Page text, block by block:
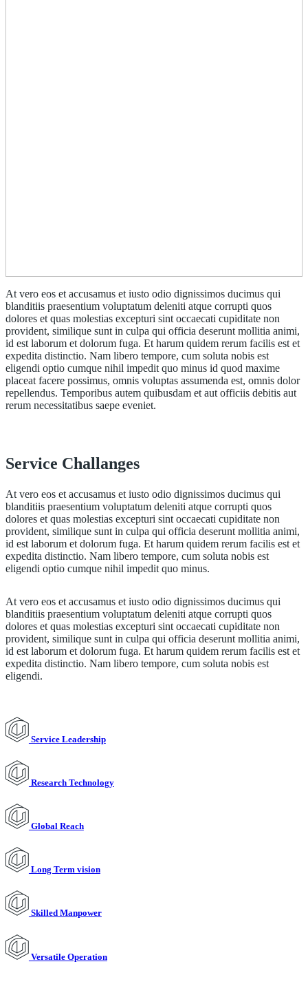
At vero eos et accusamus et iusto odio dignissimos ducimus qui
blanditiis praesentium voluptatum deleniti atque corrupti quos
dolores et quas molestias excepturi sint occaecati cupiditate non
provident, similique sunt in culpa qui officia deserunt mollitia animi,
id est laborum et dolorum fuga. Et harum quidem rerum facilis est et
expedita distinctio. Nam libero tempore, cum soluta nobis est
eligendi optio cumque nihil impedit quo minus id quod maxime
placeat facere possimus, omnis voluptas assumenda est, omnis dolor
repellendus. Temporibus autem quibusdam et aut officiis debitis aut
rerum necessitatibus saepe eveniet.
Service Challanges
At vero eos et accusamus et iusto odio dignissimos ducimus qui
blanditiis praesentium voluptatum deleniti atque corrupti quos
dolores et quas molestias excepturi sint occaecati cupiditate non
provident, similique sunt in culpa qui officia deserunt mollitia animi,
id est laborum et dolorum fuga. Et harum quidem rerum facilis est et
expedita distinctio. Nam libero tempore, cum soluta nobis est
eligendi optio cumque nihil impedit quo minus.
At vero eos et accusamus et iusto odio dignissimos ducimus qui
blanditiis praesentium voluptatum deleniti atque corrupti quos
dolores et quas molestias excepturi sint occaecati cupiditate non
provident, similique sunt in culpa qui officia deserunt mollitia animi,
id est laborum et dolorum fuga. Et harum quidem rerum facilis est et
expedita distinctio. Nam libero tempore, cum soluta nobis est
eligendi.
Service Leadership
Research Technology
Global Reach
Long Term vision
Skilled Manpower
Versatile Operation